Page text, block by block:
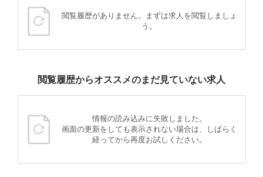
閲覧履歴がありません。まずは求人を閲覧しましょ
う。
閲覧履歴からオススメのまだ見ていない求人
情報の読み込みに失敗しました。
画面の更新をしても表示されない場合は、しばらく
経ってから再度お試しください。